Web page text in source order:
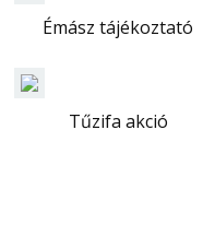
Émász tájékoztató
Tűzifa akció